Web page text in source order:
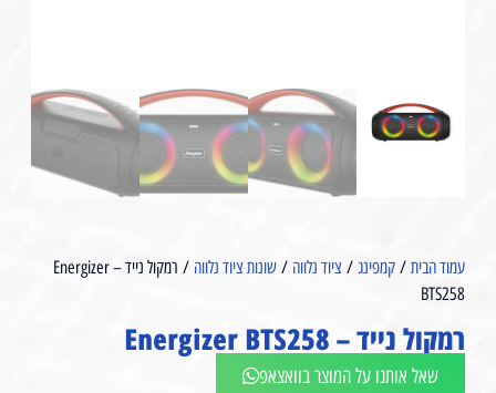
עמוד הבית/ קמפינג/ ציוד נלווה / שונות ציוד נלווה
/ רמקול נייד – Energizer
BTS258
רמקול נייד – Energizer BTS258
שאל אותנו על המוצר בוואצאפ